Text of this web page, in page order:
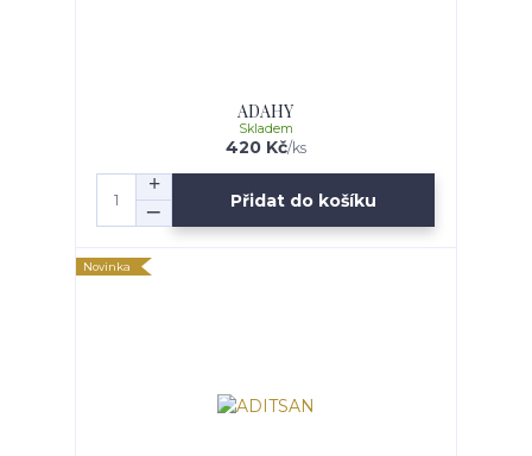
ADAHY
420 Kč/ks
Skladem
Přidat do košíku
Novinka